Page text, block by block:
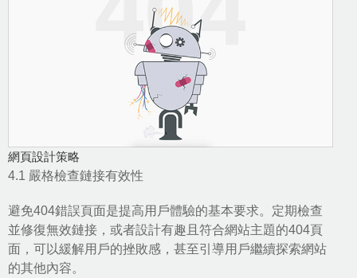
網頁設計策略
4.1 嚴格檢查鏈接有效性
避免404錯誤頁面是提高用戶體驗的基本要求。定期檢查
並修復無效鏈接，或者設計有趣且符合網站主題的404頁
面，可以緩解用戶的挫敗感，甚至引導用戶繼續探索網站
的其他內容。